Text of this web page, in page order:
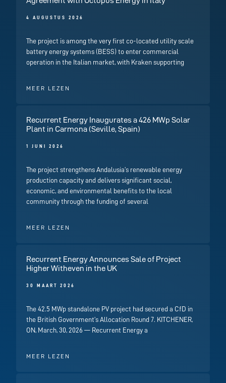
4 AUGUSTUS 2026
The project is among the very first co-located utility scale
battery energy systems (BESS) to enter commercial
operation in the Italian market, with Kraken supporting
MEER LEZEN
Recurrent Energy Inaugurates a 426 MWp Solar
Plant in Carmona (Seville, Spain)
1 JUNI 2026
The project strengthens Andalusia’s renewable energy
production capacity and delivers significant social,
economic, and environmental benefits to the local
community through the funding of several
MEER LEZEN
Recurrent Energy Announces Sale of Project
Higher Witheven in the UK
30 MAART 2026
The 42.5 MWp standalone PV project had secured a CfD in
the British Government’s Allocation Round 7. KITCHENER,
ON, March, 30, 2026 — Recurrent Energy a
MEER LEZEN